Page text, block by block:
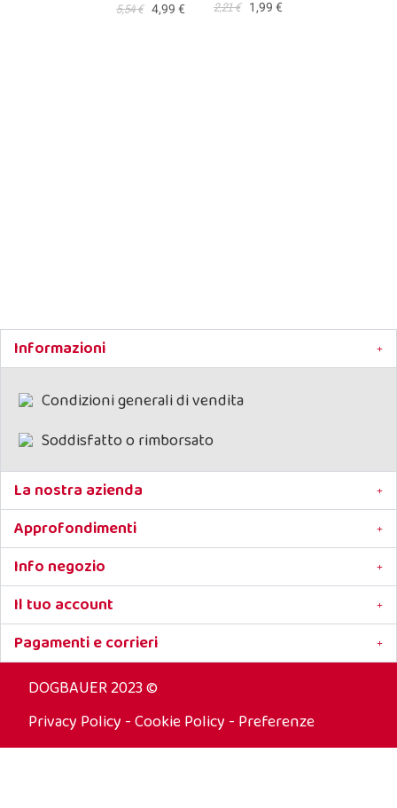
5,54 €
4,99 € 2,21 € 1,99 €
Mangime semplice per
cani ottenuto con un
processo di
petti di pollo
grammi.
Senza additivi
Senza conservanti
100% naturale
Oltre al cibo e alle coccole
il tuo cane ha bisogno
anche di qualche
gratificazione,fallo felice
con questa carne secca
da rosicchiare!
Informazioni
Condizioni generali di vendita
Soddisfatto o rimborsato
La nostra azienda
Approfondimenti
Info negozio
Il tuo account
Pagamenti e corrieri
DOGBAUER 2023 ©
Privacy Policy -Cookie Policy - Preferenze